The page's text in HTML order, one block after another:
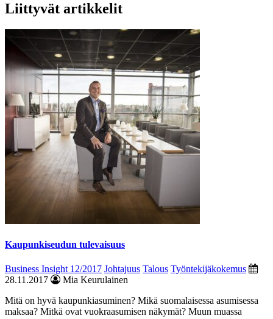
Liittyvät artikkelit
Kaupunkiseudun tulevaisuus
Business Insight 12/2017 Johtajuus Talous Työntekijäkokemus
28.11.2017
Mia Keurulainen
Mitä on hyvä kaupunki­asuminen? Mikä suoma­laisessa asumisessa
maksaa? Mitkä ovat vuok­ra­asumisen näkymät? Muun muassa